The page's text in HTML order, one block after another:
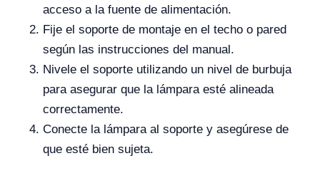
acceso a la fuente de alimentación.
Fije el soporte de montaje en el techo o pared
según las instrucciones del manual.
Nivele el soporte utilizando un nivel de burbuja
para asegurar que la lámpara esté alineada
correctamente.
Conecte la lámpara al soporte y asegúrese de
que esté bien sujeta.